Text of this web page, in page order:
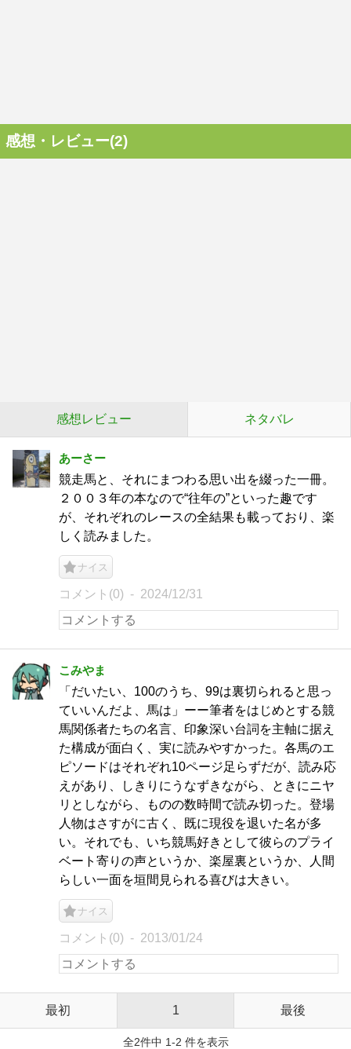
感想・レビュー(2)
感想レビュー ネタバレ
あーさー
競走馬と、それにまつわる思い出を綴った一冊。
２００３年の本なので“往年の”といった趣です
が、それぞれのレースの全結果も載っており、楽
しく読みました。
ナイス
コメント(0) 2024/12/31
こみやま
「だいたい、100のうち、99は裏切られると思っ
ていいんだよ、馬は」ーー筆者をはじめとする競
馬関係者たちの名言、印象深い台詞を主軸に据え
た構成が面白く、実に読みやすかった。各馬のエ
ピソードはそれぞれ10ページ足らずだが、読み応
えがあり、しきりにうなずきながら、ときにニヤ
リとしながら、ものの数時間で読み切った。登場
人物はさすがに古く、既に現役を退いた名が多
い。それでも、いち競馬好きとして彼らのプライ
ベート寄りの声というか、楽屋裏というか、人間
らしい一面を垣間見られる喜びは大きい。
ナイス
コメント(0) 2013/01/24
最初 1 最後
全2件中 1-2 件を表示